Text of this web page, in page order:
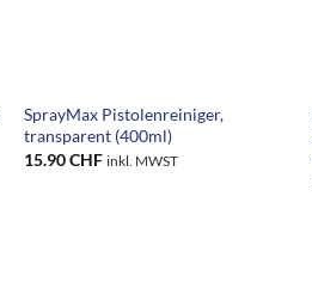
SprayMax Pistolenreiniger,
transparent (400ml)
15.90CHF inkl. MWST